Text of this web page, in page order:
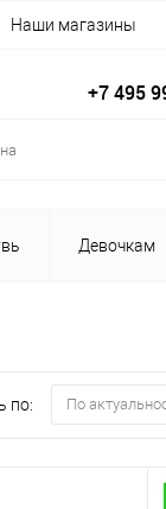
Наши магазины
+7 495
Девочкам
по: По